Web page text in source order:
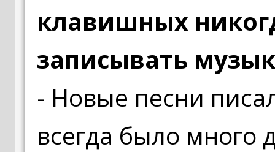
клавишных
записывать
- Новые песни
всегда было много